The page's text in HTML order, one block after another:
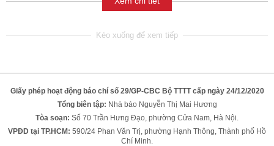
Giấy phép hoạt động báo chí số 29/GP-CBC Bộ TTTT cấp ngày 24/12/2020
Tổng biên tập: Nhà báo Nguyễn Thị Mai Hương
Tòa soạn: Số 70 Trần Hưng Đạo, phường Cửa Nam, Hà Nội.
VPĐD tại TP.HCM: 590/24 Phan Văn Trị, phường Hạnh Thông, Thành phố Hồ
Chí Minh.